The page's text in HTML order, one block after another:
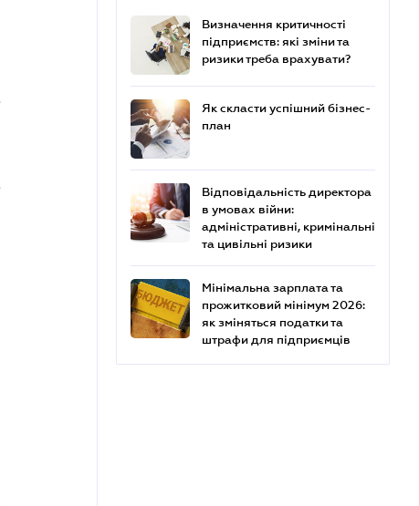
Визначення критичності
підприємств: які зміни та
ризики треба врахувати?
Як скласти успішний бізнес-
план
Відповідальність директора
в умовах війни:
адміністративні, кримінальні
та цивільні ризики
Мінімальна зарплата та
прожитковий мінімум 2026:
як зміняться податки та
штрафи для підприємців